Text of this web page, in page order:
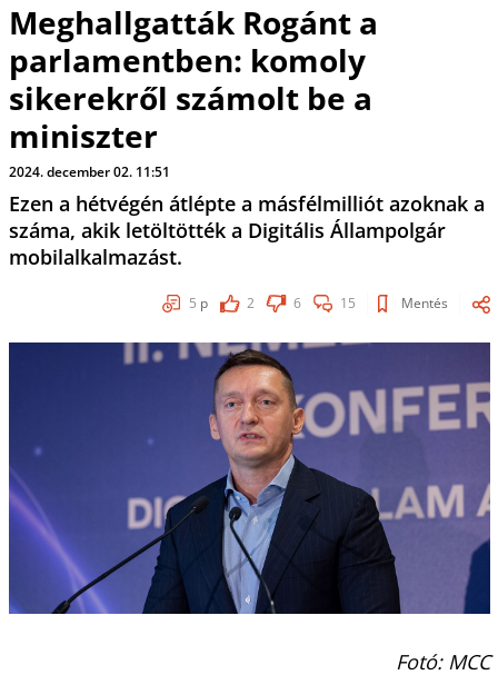
Meghallgatták Rogánt a
parlamentben: komoly
sikerekről számolt be a
miniszter
2024. december 02. 11:51
Ezen a hétvégén átlépte a másfélmilliót azoknak a
száma, akik letöltötték a Digitális Állampolgár
mobilalkalmazást.
5 p 2 6 15 Mentés
Fotó: MCC